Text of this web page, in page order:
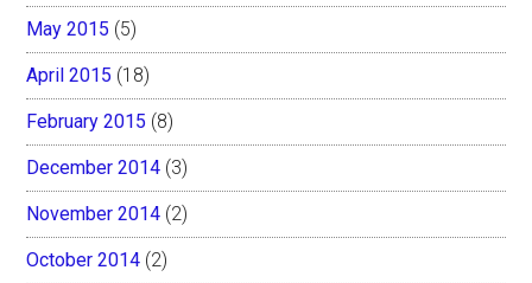
May 2015 (5)
April 2015 (18)
February 2015 (8)
December 2014 (3)
November 2014 (2)
October 2014 (2)